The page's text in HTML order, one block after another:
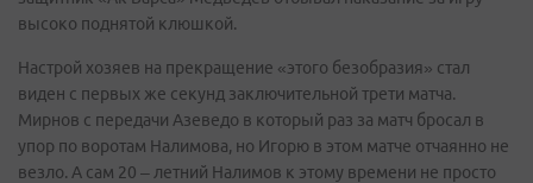
высоко поднятой клюшкой.
Настрой хозяев на прекращение «этого безобразия» стал
виден с первых же секунд заключительной трети матча.
Мирнов с передачи Азеведо в который раз за матч бросал в
упор по воротам Налимова, но Игорю в этом матче отчаянно не
везло. А сам 20 – летний Налимов к этому времени не просто